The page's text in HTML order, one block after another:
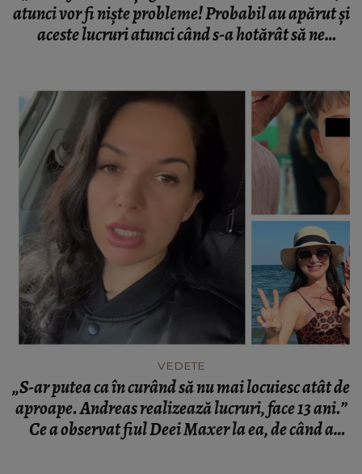
atunci vor fi niște probleme! Probabil au apărut și
aceste lucruri atunci când s-a hotărât să ne
VEDETE
„S-ar putea ca în curând să nu mai locuiesc atât de
aproape. Andreas realizează lucruri, face 13 ani.”
Ce a observat fiul Deei Maxer la ea, de când a